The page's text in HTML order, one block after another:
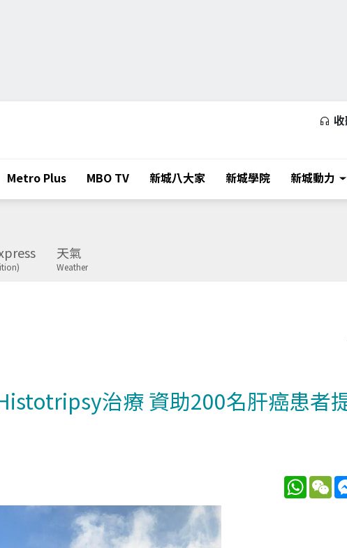
Metro Plus MBO TV 新城八大家 新城學院 新城動力
天氣
Weather
治療 資助200名肝癌患者